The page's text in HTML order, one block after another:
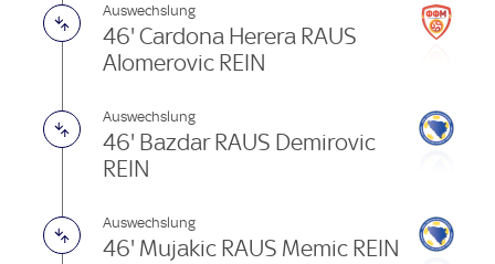
Auswechslung
46' Cardona Herera RAUS
Alomerovic REIN
Auswechslung
46' Bazdar RAUS Demirovic
REIN
Auswechslung
46' Mujakic RAUS Memic REIN